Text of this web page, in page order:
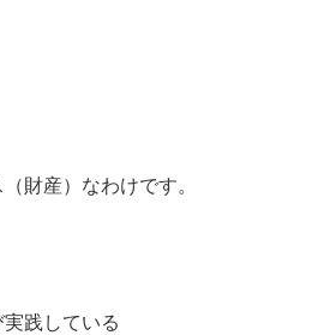
財産）なわけです。
践している